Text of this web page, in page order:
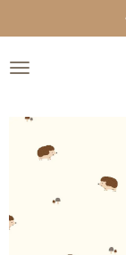
direct
naar